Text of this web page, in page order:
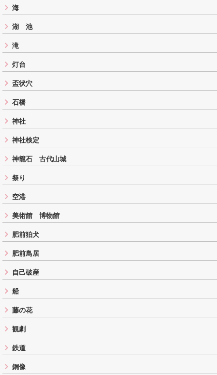
海
湖 池
滝
灯台
盃状穴
石橋
神社
神社検定
神籠石 古代山城
祭り
空港
美術館 博物館
肥前狛犬
肥前鳥居
自己破産
船
藤の花
観劇
鉄道
銅像